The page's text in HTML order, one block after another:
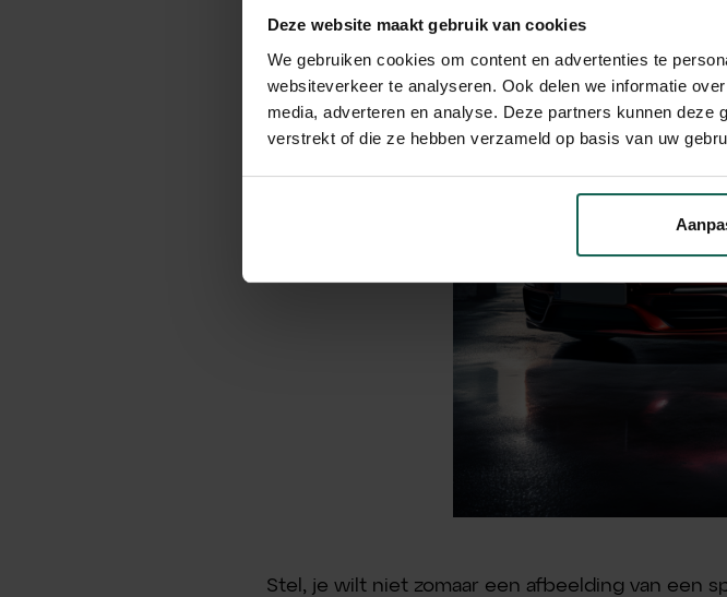
Deze website maakt gebruik van cookies
We gebruiken cookies om content en advertenties te
websiteverkeer te analyseren. Ook delen we informatie
media, adverteren en analyse. Deze partners kunnen
verstrekt of die ze hebben verzameld op basis van uw
Stel, je wilt niet zomaar een afbeelding van een